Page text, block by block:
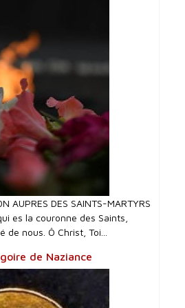
AUPRES DES SAINTS-MARTYRS
es la couronne des Saints,
nous. Ô Christ, Toi...
de Naziance